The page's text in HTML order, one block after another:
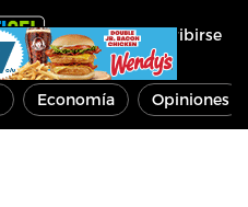
Inscribirse
Economía Opiniones